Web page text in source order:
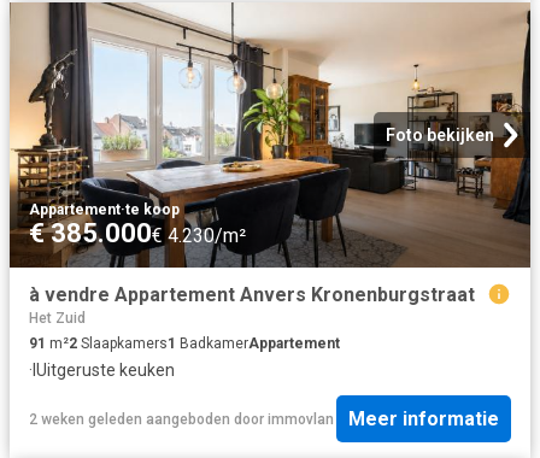
Foto bekijken
Appartement·te koop
€ 385.000€ 4.230/m²
à vendre Appartement Anvers Kronenburgstraat
Het Zuid
91 m²2 Slaapkamers1 BadkamerAppartement
· IUitgeruste keuken
2 weken geleden aangeboden door immovlan Meer informatie